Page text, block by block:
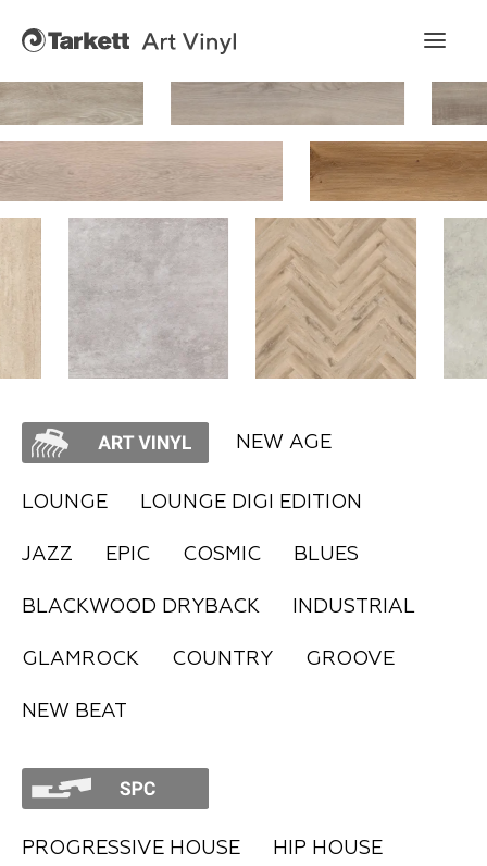
NEW AGE
LOUNGE LOUNGE DIGI EDITION
JAZZ EPIC COSMIC BLUES
BLACKWOOD DRYBACK INDUSTRIAL
GLAMROCK COUNTRY GROOVE
NEW BEAT
PROGRESSIVE HOUSE HIP HOUSE
Art Vinyl
Коллекции
Укладка
Конструктор интерьера
Art Vinyl в интерьере
Где купить